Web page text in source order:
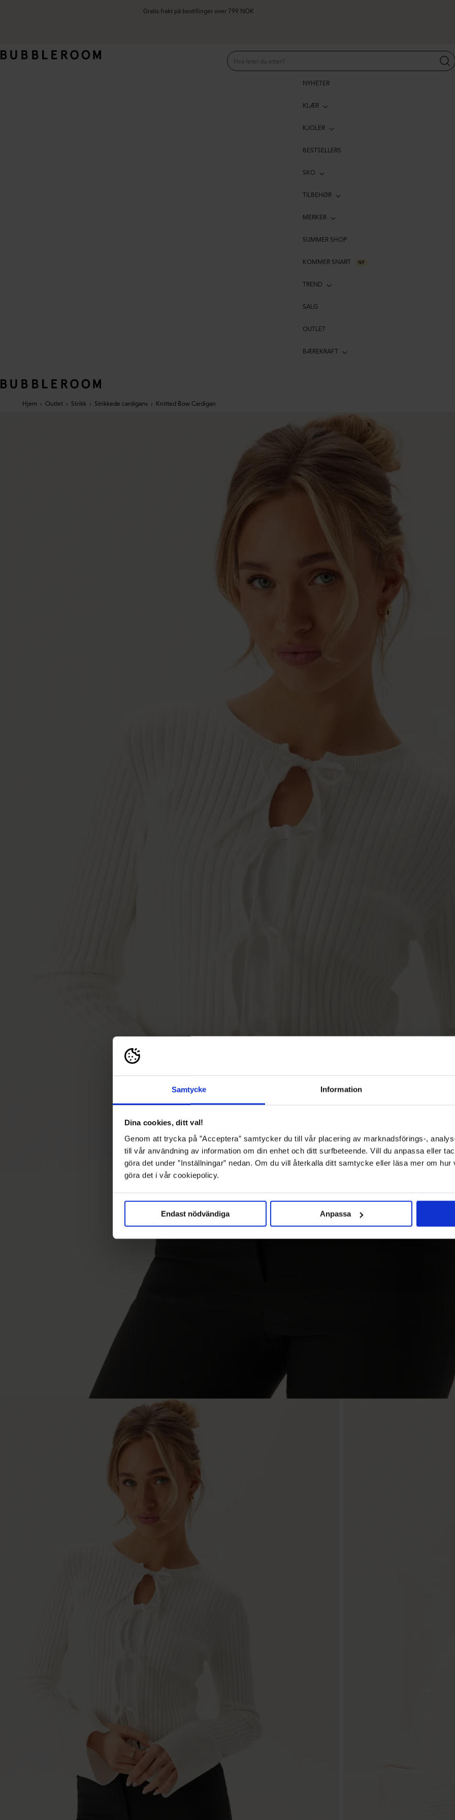
Samtycke Information
Dina cookies, ditt val!
Genom att trycka på ”Acceptera” samtycker du till vår placering av marknadsförings-,
till vår användning av information om din enhet och ditt surfbeteende. Vill du anpassa eller
göra det under ”Inställningar” nedan. Om du vill återkalla ditt samtycke eller läsa mer om
göra det i vår cookiepolicy.
Endast nödvändiga Anpassa
Gratis frakt på bestillinger over 799 NOK
NYHETER
KLÆR
KJOLER
BESTSELLERS
SKO
TILBEHØR
MERKER
SUMMER SHOP
KOMMER SNART NY
TREND
SALG
OUTLET
BÆREKRAFT
Hjem › Outlet › Strikk › Strikkede cardigans › Knitted Bow Cardigan